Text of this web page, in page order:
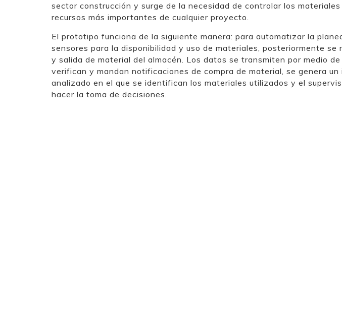
sector construcción y surge de la necesidad de controlar los
recursos más importantes de cualquier proyecto.
El prototipo funciona de la siguiente manera: para automatizar la
sensores para la disponibilidad y uso de materiales, posteriormente se
y salida de material del almacén. Los datos se transmiten por medio
verifican y mandan notificaciones de compra de material, se genera
analizado en el que se identifican los materiales utilizados y el
hacer la toma de decisiones.